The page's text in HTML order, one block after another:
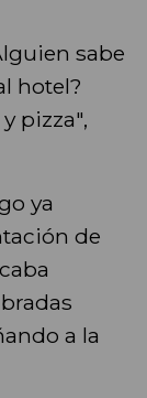
sabe
hotel?
pizza",
ya
de
a la